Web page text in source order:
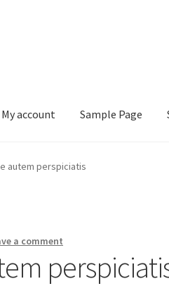
My account Sample Page
Page Shop
autem perspiciatis
a comment